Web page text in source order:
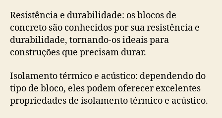
Resistência e durabilidade: os blocos de
concreto são conhecidos por sua resistência e
durabilidade, tornando-os ideais para
construções que precisam durar.
Isolamento térmico e acústico: dependendo do
tipo de bloco, eles podem oferecer excelentes
propriedades de isolamento térmico e acústico.